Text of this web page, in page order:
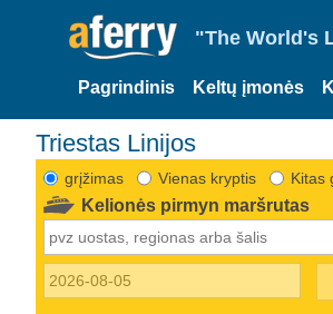
"The World's
Pagrindinis Keltų įmonės
Triestas Linijos
grįžimas Vienas kryptis Kitas
Kelionės pirmyn maršrutas